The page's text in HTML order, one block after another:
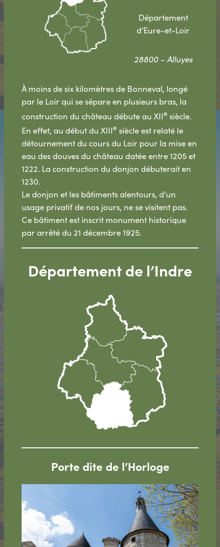
Département
d’Eure-et-Loir
28800 – Alluyes
À moins de six kilomètres de Bonneval, longé
par le Loir qui se sépare en plusieurs bras, la
construction du château débute au XIIe siècle.
En effet, au début du XIIIesiècle est relaté le
détournement du cours du Loir pour la mise en
eau des douves du château datée entre 1205 et
1222. La construction du donjon débuterait en
1230.
Le donjon et les bâtiments alentours, d’un
usage privatif de nos jours, ne se visitent pas.
Ce bâtiment est inscrit monument historique
par arrêté du 21 décembre 1925.
Département de l’Indre
Porte dite de l’Horloge